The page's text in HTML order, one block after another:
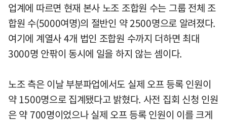
업계에 따르면 현재 본사 노조 조합원 수는 그룹 전체 조
합원 수(5000여명)의 절반인 약 2500명으로 알려졌다.
여기에 계열사 4개 법인 조합원 수까지 더하면 최대
3000명 안팎이 동시에 일을 하지 않는 셈이다.
노조 측은 이날 부분파업에서도 실제 오프 등록 인원이
약 1500명으로 집계됐다고 밝혔다. 사전 집회 신청 인원
은 약 700명이었으나 실제 오프 등록 인원이 이를 크게